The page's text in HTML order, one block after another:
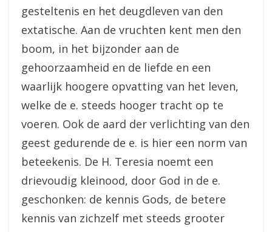
gesteltenis en het deugdleven van den
extatische. Aan de vruchten kent men den
boom, in het bijzonder aan de
gehoorzaamheid en de liefde en een
waarlijk hoogere opvatting van het leven,
welke de e. steeds hooger tracht op te
voeren. Ook de aard der verlichting van den
geest gedurende de e. is hier een norm van
beteekenis. De H. Teresia noemt een
drievoudig kleinood, door God in de e.
geschonken: de kennis Gods, de betere
kennis van zichzelf met steeds grooter